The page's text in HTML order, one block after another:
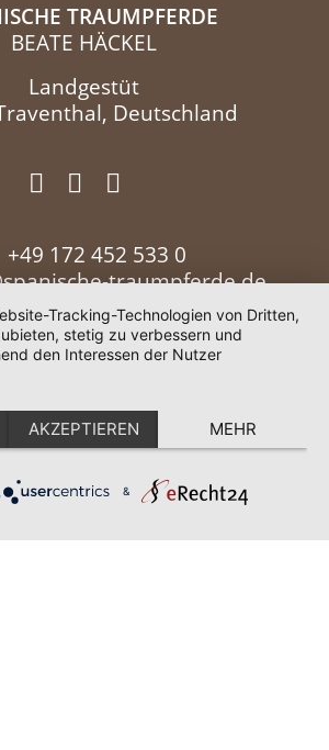
TRAUMPFERDE
BEATE HÄCKEL
Landgestüt
Deutschland
+49 172 452 533 0
traumpferde.de
Datenschutz
Tracking-Technologien von Dritten,
stetig zu verbessern und
den Interessen der Nutzer
AKZEPTIEREN MEHR
&